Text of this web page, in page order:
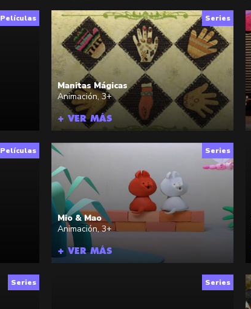
Películas Series
Manitas Mágicas
Animación,3+
+ VER MÁS
Películas Series
Mio & Mao
Animación,3+
+ VER MÁS
Series Series